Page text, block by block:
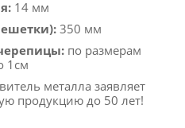
14 мм
350 мм
по размерам
1см
металла заявляет
продукцию до 50 лет!